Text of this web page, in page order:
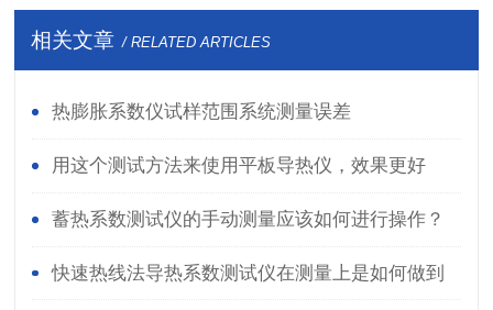
相关文章 / RELATED ARTICLES
热膨胀系数仪试样范围系统测量误差
用这个测试方法来使用平板导热仪，效果更好
哦！蓄热系数测试仪的手动测量应该如何进行操作？
快速热线法导热系数测试仪在测量上是如何做到